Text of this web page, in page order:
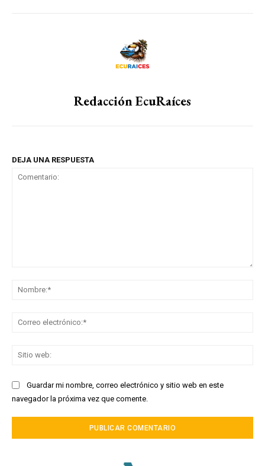
Redacción EcuRaíces
DEJA UNA RESPUESTA
Guardar mi nombre, correo electrónico y sitio web en este
navegador la próxima vez que comente.